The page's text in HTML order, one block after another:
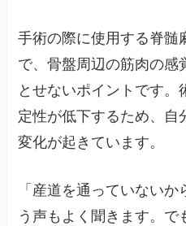
手術の際に使用する脊髄
で、骨盤周辺の筋肉の感
とせないポイントです。
定性が低下するため、自
変化が起きています。
「産道を通っていない
う声もよく聞きます。